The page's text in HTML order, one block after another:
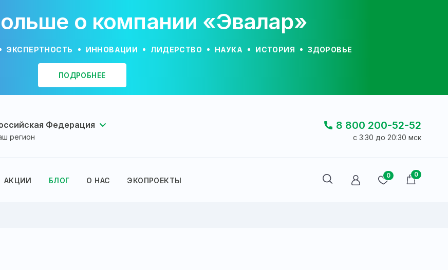
о компании «Эвалар»
ЭКСПЕРТНОСТЬ ИННОВАЦИИ ЛИДЕРСТВО НАУКА ИСТОРИЯ ЗДОРОВЬЕ
ПОДРОБНЕЕ
Федерация
регион
8 800 200-52-52
c 3:30 до 20:30 мск
АКЦИИ БЛОГ О НАС ЭКОПРОЕКТЫ
0 0